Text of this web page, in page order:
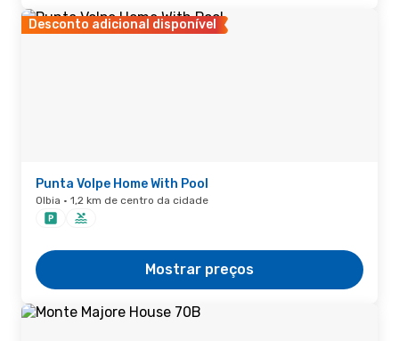
Desconto adicional disponível
Punta Volpe Home With Pool
Olbia · 1,2 km de centro da cidade
Mostrar preços